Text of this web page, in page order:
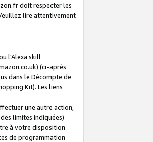
doit respecter les
lire attentivement
l'Alexa skill
(ci-après
dans le Décompte de
Kit). Les liens
une autre action,
limites indiquées)
à votre disposition
de programmation